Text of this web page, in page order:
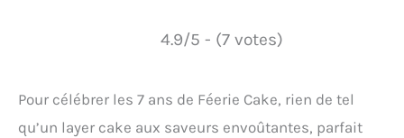
4.9/5 - (7 votes)
Pour célébrer les 7 ans de Féerie Cake, rien de tel
qu’un layer cake aux saveurs envoûtantes, parfait